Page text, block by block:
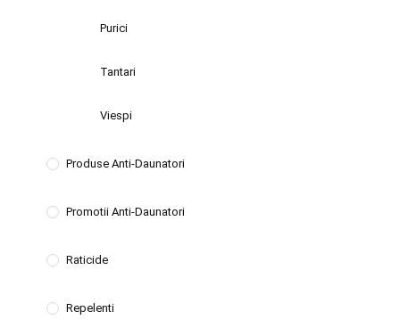
Purici
Tantari
Viespi
Produse Anti-Daunatori
Promotii Anti-Daunatori
Raticide
Repelenti